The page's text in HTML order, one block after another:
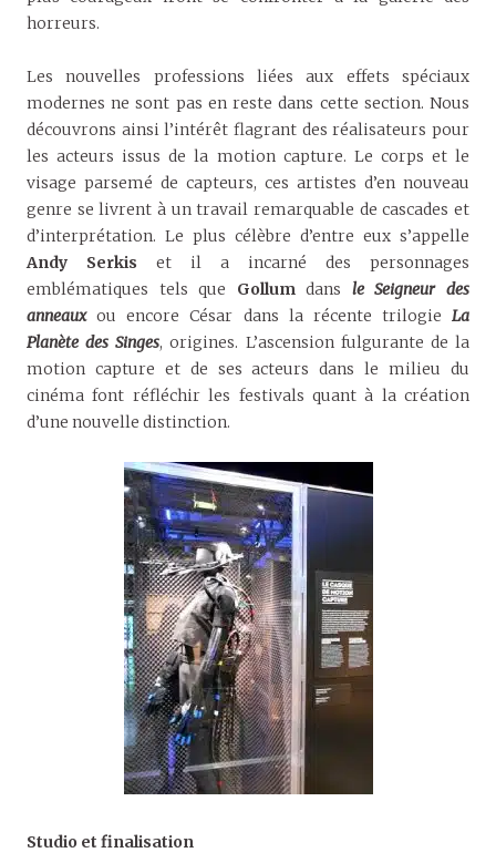
horreurs.
Les nouvelles professions liées aux effets spéciaux
modernes ne sont pas en reste dans cette section. Nous
découvrons ainsi l’intérêt flagrant des réalisateurs pour
les acteurs issus de la motion capture. Le corps et le
visage parsemé de capteurs, ces artistes d’en nouveau
genre se livrent à un travail remarquable de cascades et
d’interprétation. Le plus célèbre d’entre eux s’appelle
Andy Serkis et il a incarné des personnages
emblématiques tels que Gollumdans le Seigneur des
anneaux ou encore César dans la récente trilogie La
Planète des Singes, origines. L’ascension fulgurante de la
motion capture et de ses acteurs dans le milieu du
cinéma font réfléchir les festivals quant à la création
d’une nouvelle distinction.
Studio et finalisation